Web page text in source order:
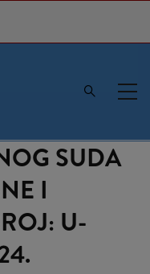
SUDA
I
U-